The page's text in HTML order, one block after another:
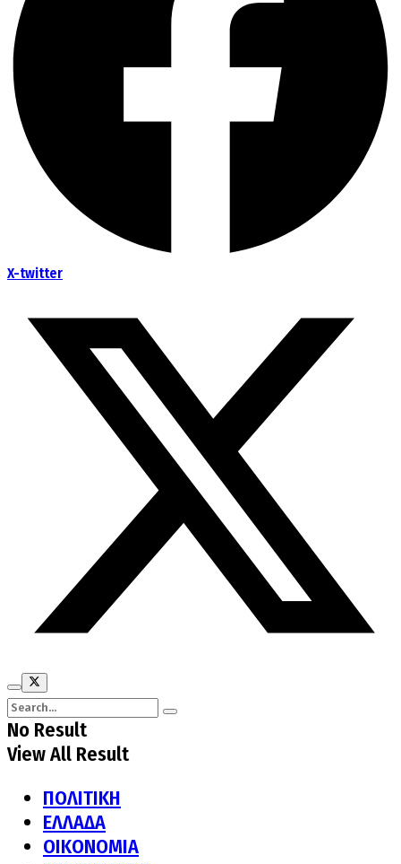
X-twitter
No Result
View All Result
ΠΟΛΙΤΙΚΗ
ΕΛΛΑΔΑ
ΟΙΚΟΝΟΜΙΑ